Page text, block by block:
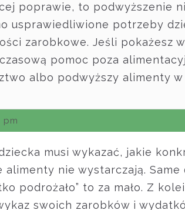
poprawie, to podwyższenie
usprawiedliwione potrzeby
zarobkowe. Jeśli pokażesz
pomoc poza
albo podwyższy alimenty w
pm
musi wykazać, jakie
alimenty nie wystarczają.
podrożało” to za mało. Z
swoich zarobków i